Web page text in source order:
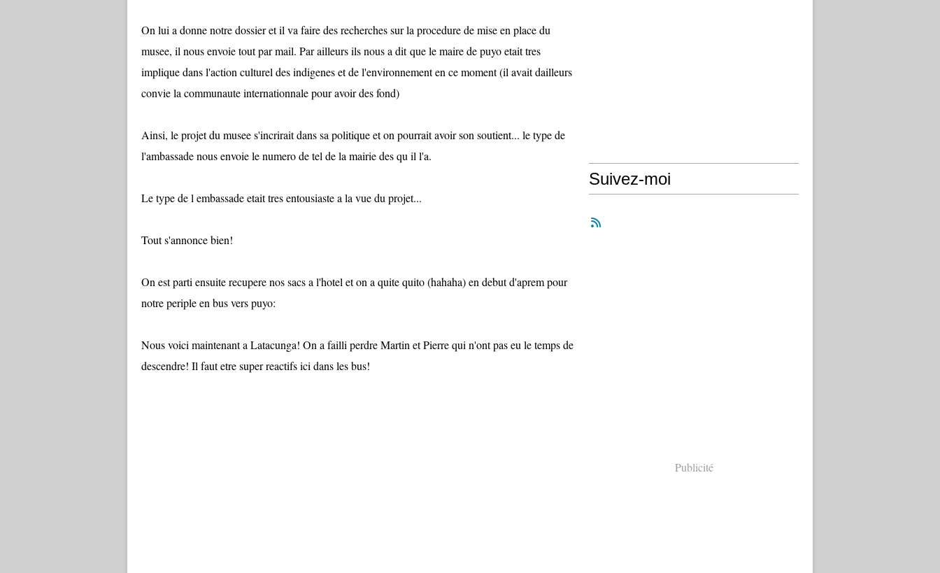
On lui a donne notre dossier et il va faire des recherches sur la procedure de mise en place du
musee, il nous envoie tout par mail. Par ailleurs ils nous a dit que le maire de puyo etait tres
implique dans l'action culturel des indigenes et de l'environnement en ce moment (il avait dailleurs
convie la communaute internationnale pour avoir des fond)
Ainsi, le projet du musee s'incrirait dans sa politique et on pourrait avoir son soutient... le type de
l'ambassade nous envoie le numero de tel de la mairie des qu il l'a.
Le type de l embassade etait tres entousiaste a la vue du projet...
Tout s'annonce bien!
On est parti ensuite recupere nos sacs a l'hotel et on a quite quito (hahaha) en debut d'aprem pour
notre periple en bus vers puyo:
Nous voici maintenant a Latacunga! On a failli perdre Martin et Pierre qui n'ont pas eu le temps de
descendre! Il faut etre super reactifs ici dans les bus!
Suivez-moi
Publicité